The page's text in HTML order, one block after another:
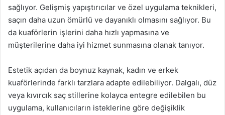
sağlıyor. Gelişmiş yapıştırıcılar ve özel uygulama teknikleri,
saçın daha uzun ömürlü ve dayanıklı olmasını sağlıyor. Bu
da kuaförlerin işlerini daha hızlı yapmasına ve
müşterilerine daha iyi hizmet sunmasına olanak tanıyor.
Estetik açıdan da boynuz kaynak, kadın ve erkek
kuaförlerinde farklı tarzlara adapte edilebiliyor. Dalgalı, düz
veya kıvırcık saç stillerine kolayca entegre edilebilen bu
uygulama, kullanıcıların isteklerine göre değişiklik